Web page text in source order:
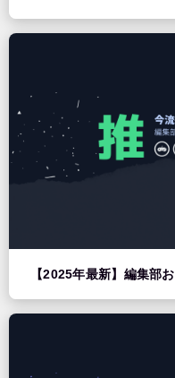
【2025年最新】編集部